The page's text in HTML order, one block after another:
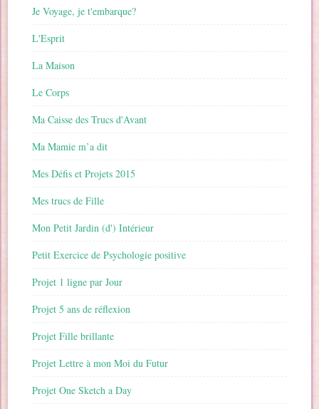
Je Voyage, je t'embarque?
L'Esprit
La Maison
Le Corps
Ma Caisse des Trucs d'Avant
Ma Mamie m’a dit
Mes Défis et Projets 2015
Mes trucs de Fille
Mon Petit Jardin (d') Intérieur
Petit Exercice de Psychologie positive
Projet 1 ligne par Jour
Projet 5 ans de réflexion
Projet Fille brillante
Projet Lettre à mon Moi du Futur
Projet One Sketch a Day